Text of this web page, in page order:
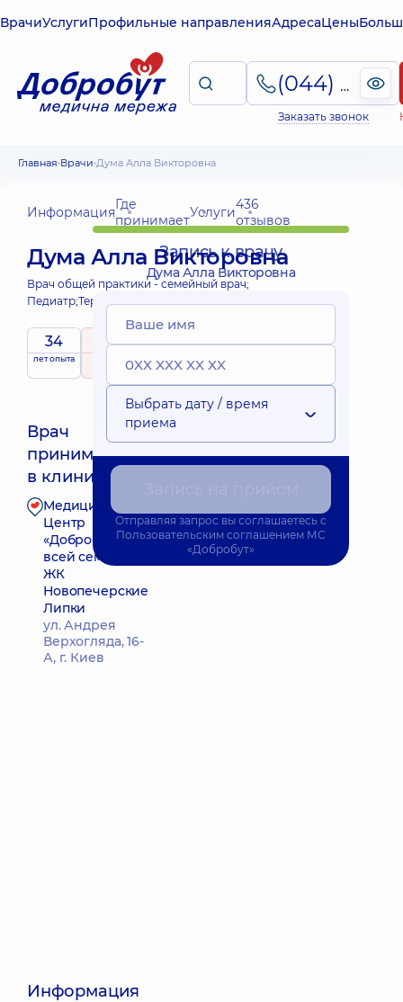
ВрачиУслугиПрофильные направленияАдресаЦены
(044) 495-2-888
Заказать звонок
Главная Врачи Дума Алла Викторовна
ИнформацияГде
принимаетУслуги436
отзывов
Дума Алла Викторовна
Врач общей практики - семейный врач;
Педиатр;Терапевт;
34
лет опыта
5 / 5
436 отзывов
Эксперт
Врач
принимает
в клинике
Ближайшее время приема: Сьогодні о 12:00
Медицинский
Центр
«Добробут» для
всей семьи в
ЖК
Новопечерские
Липки
ул. Андрея
Верхогляда, 16-
А, г. Киев
Запись к врачу
Информация
Запись к врачу
Дума Алла Викторовна
Выбрать дату / время
приема
Отправляя запрос вы соглашаетесь с
Пользовательским соглашением МС
«Добробут»